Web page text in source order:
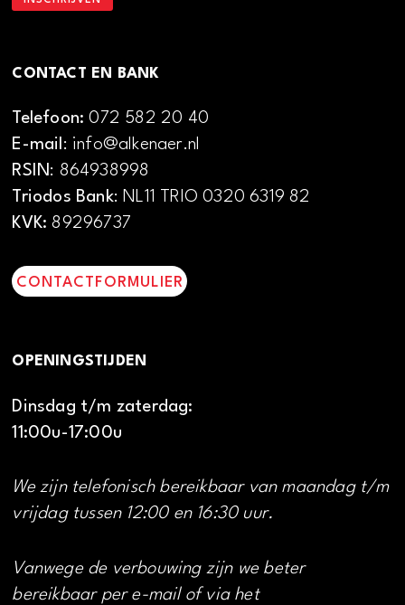
CONTACT EN BANK
Telefoon:072 582 20 40
E-mail: info@alkenaer.nl
RSIN: 864938998
Triodos Bank: NL11 TRIO 0320 6319 82
KVK: 89296737
CONTACTFORMULIER
OPENINGSTIJDEN
Dinsdag t/m zaterdag:
11:00u-17:00u
We zijn telefonisch bereikbaar van maandag t/m
vrijdag tussen 12:00 en 16:30 uur.
Vanwege de verbouwing zijn we beter
bereikbaar per e-mail of via het